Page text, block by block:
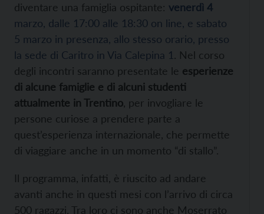
diventare una famiglia ospitante: venerdì 4
marzo, dalle 17:00 alle 18:30 on line, e sabato
5 marzo in presenza, allo stesso orario, presso
la sede di Caritro in Via Calepina 1 . Nel corso
degli incontri saranno presentate le esperienze
di alcune famiglie e di alcuni studenti
attualmente in Trentino , per invogliare le
persone curiose a prendere parte a
quest’esperienza internazionale, che permette
di viaggiare anche in un momento “di stallo”.
Il programma, infatti, è riuscito ad andare
avanti anche in questi mesi con l’arrivo di circa
500 ragazzi. Tra loro ci sono anche Moserrato